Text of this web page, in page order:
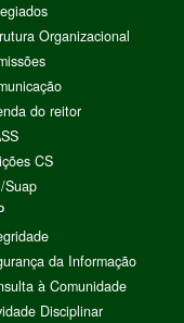
Organizacional
do reitor
CS
Suap
da Informação
à Comunidade
Disciplinar